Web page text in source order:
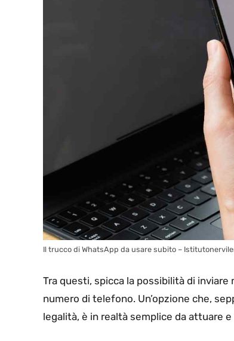
Il trucco di WhatsApp da usare subito –
Tra questi, spicca la possibilità di
numero di telefono. Un’opzione che,
legalità, è in realtà semplice da attuare